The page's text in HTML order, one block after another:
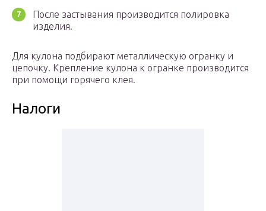
После застывания производится полировка
изделия.
Для кулона подбирают металлическую огранку и
цепочку. Крепление кулона к огранке производится
при помощи горячего клея.
Налоги